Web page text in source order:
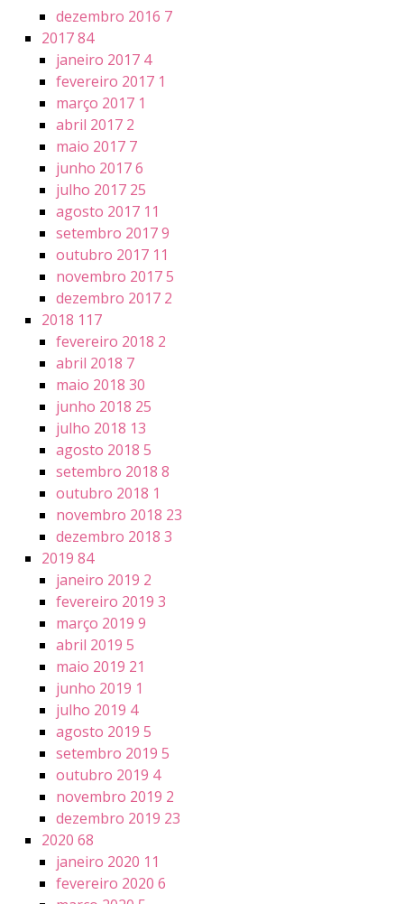
dezembro 2016 7
201784
janeiro 2017 4
fevereiro 2017 1
março 2017 1
abril 2017 2
maio 2017 7
junho 20176
julho 2017 25
agosto 2017 11
setembro 20179
outubro 2017 11
novembro 20175
dezembro 2017 2
2018 117
fevereiro 2018 2
abril 2018 7
maio 2018 30
junho 2018 25
julho 2018 13
agosto 2018 5
setembro 2018 8
outubro 2018 1
novembro 2018 23
dezembro 2018 3
2019 84
janeiro 2019 2
fevereiro 2019 3
março 2019 9
abril 2019 5
maio 2019 21
junho 2019 1
julho 2019 4
agosto 2019 5
setembro 2019 5
outubro 2019 4
novembro 2019 2
dezembro 2019 23
2020 68
janeiro 2020 11
fevereiro 2020 6